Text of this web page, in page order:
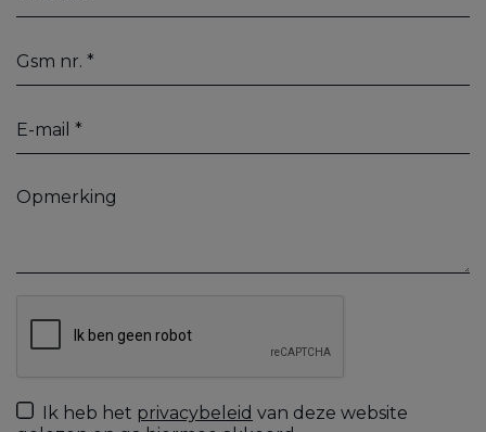
Ik heb het privacybeleid van deze website